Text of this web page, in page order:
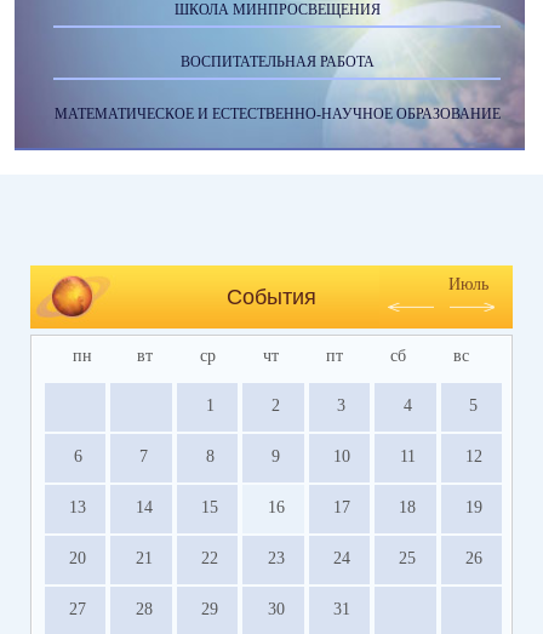
ШКОЛА МИНПРОСВЕЩЕНИЯ
ВОСПИТАТЕЛЬНАЯ РАБОТА
МАТЕМАТИЧЕСКОЕ И ЕСТЕСТВЕННО-НАУЧНОЕ ОБРАЗОВАНИЕ
События
Июль
пн вт ср чт пт сб вс
1 2 3 4 5
6 7 8 9 10 11 12
13 14 15 16 17 18 19
20 21 22 23 24 25 26
27 28 29 30 31